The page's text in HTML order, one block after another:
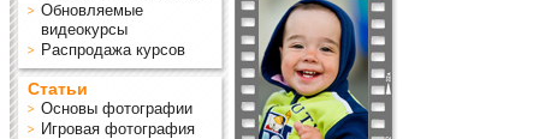
Обновляемые
видеокурсы
Распродажа курсов
Статьи
Основы фотографии
Игровая фотография